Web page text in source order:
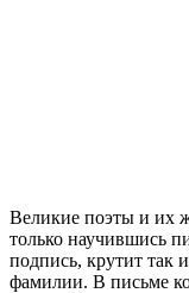
Великие поэты и их
только научившись
подпись, крутит так
фамилии. В письме